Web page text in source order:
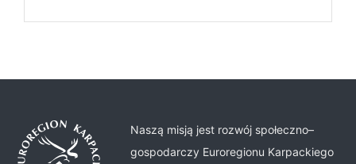
Naszą misją jest rozwój społeczno–
gospodarczy Euroregionu Karpackiego